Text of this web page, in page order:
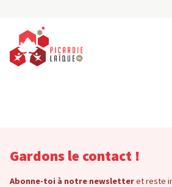
Gardons le contact !
Abonne-toi à notre newsletteret reste